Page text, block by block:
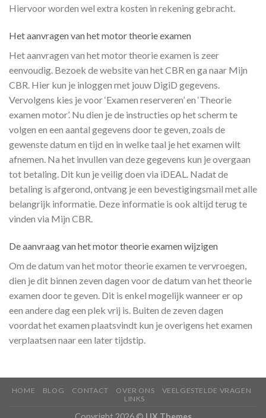
Hiervoor worden wel extra kosten in rekening gebracht.
Het aanvragen van het motor theorie examen
Het aanvragen van het motor theorie examen is zeer
eenvoudig. Bezoek de website van het CBR en ga naar Mijn
CBR. Hier kun je inloggen met jouw DigiD gegevens.
Vervolgens kies je voor ‘Examen reserveren’ en ‘Theorie
examen motor’. Nu dien je de instructies op het scherm te
volgen en een aantal gegevens door te geven, zoals de
gewenste datum en tijd en in welke taal je het examen wilt
afnemen. Na het invullen van deze gegevens kun je overgaan
tot betaling. Dit kun je veilig doen via iDEAL. Nadat de
betaling is afgerond, ontvang je een bevestigingsmail met alle
belangrijk informatie. Deze informatie is ook altijd terug te
vinden via Mijn CBR.
De aanvraag van het motor theorie examen wijzigen
Om de datum van het motor theorie examen te vervroegen,
dien je dit binnen zeven dagen voor de datum van het theorie
examen door te geven. Dit is enkel mogelijk wanneer er op
een andere dag een plek vrij is. Buiten de zeven dagen
voordat het examen plaatsvindt kun je overigens het examen
verplaatsen naar een later tijdstip.
HOME BLOG CONTACT OVER ONS
VEELGESTELDE VRAGEN
LINKS